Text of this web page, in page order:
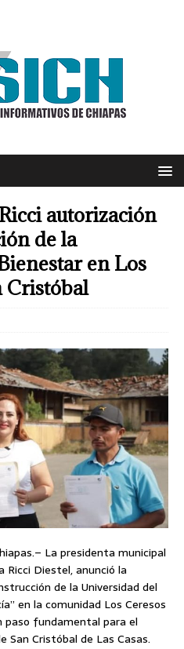
autorización
de la
en Los
Cristóbal
La presidenta municipal
Ricci Diestel, anunció la
de la Universidad del
en la comunidad Los Ceresos
paso fundamental para el
San Cristóbal de Las Casas.